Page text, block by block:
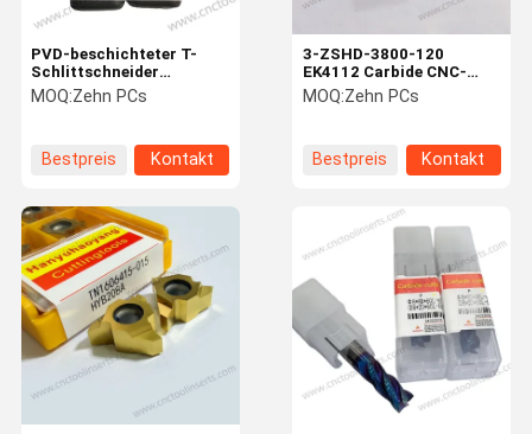
Zu Hause
Werksbesich
3-ZSHD-3800-120
EK4112 Carbide CNC-
Fräsen Einsatz
Bestimmung geeigneter
Bearbeitungsanforderungen
MOQ:Zehn PCs
Bestpreis Kontakt
PVD-beschichteter T-
Schlittschneider
HYD13R2*7*D8*28*SD12*80
- zur Bearbeitung von
MOQ:Zehn PCs
Bestpreis Kontakt